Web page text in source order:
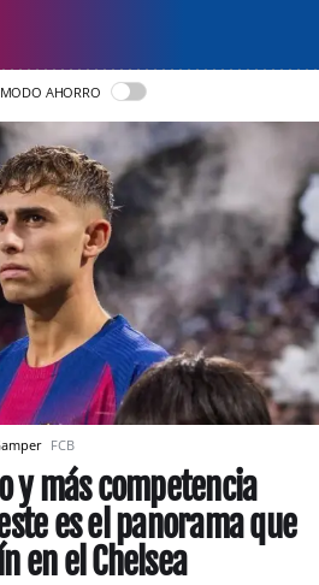
AHORRO
FCB
y más competencia
es el panorama que
en el Chelsea